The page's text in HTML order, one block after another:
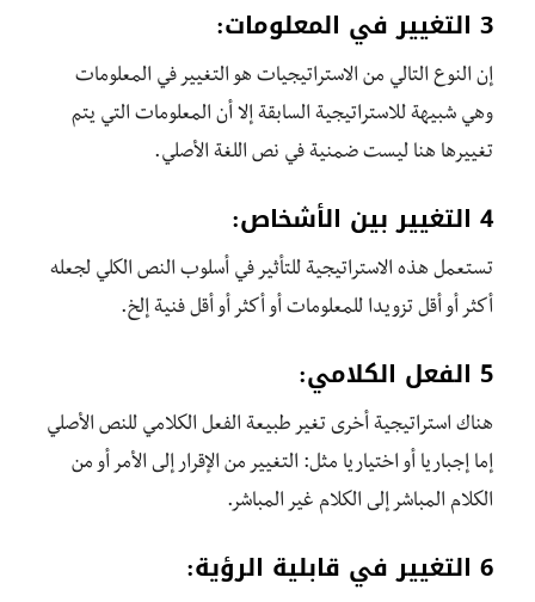
3 التغيير في المعلومات:
إن النوع التالي من الاستراتيجيات هو التغيير في المعلومات
وهي شبيهة للاستراتيجية السابقة إلا أن المعلومات التي يتم
تغييرها هنا ليست ضمنية في نص اللغة الأصلي.
4 التغيير بين الأشخاص:
تستعمل هذه الاستراتيجية للتأثير في أسلوب النص الكلي لجعله
أكثر أو أقل تزويدا للمعلومات أو أكثر أو أقل فنية إلخ.
5 الفعل الكلامي:
هناك استراتيجية أخرى تغير طبيعة الفعل الكلامي للنص الأصلي
إما إجباريا أو اختياريا مثل: التغيير من الإقرار إلى الأمر أو من
الكلام المباشر إلى الكلام غير المباشر.
6 التغيير في قابلية الرؤية: